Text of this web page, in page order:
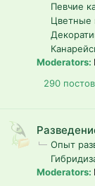
Певчие
Цветные
Moderators:
290 постов
Опыт
Moderators: